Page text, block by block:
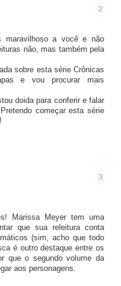
maravilhoso a você e não
não, mas também pela
sobre esta série Crônicas
e vou procurar mais
doida para conferir e falar
começar esta série
Marissa Meyer tem uma
que sua releitura conta
(sim, acho que todo
é outro destaque entre os
que o segundo volume da
aos personagens.